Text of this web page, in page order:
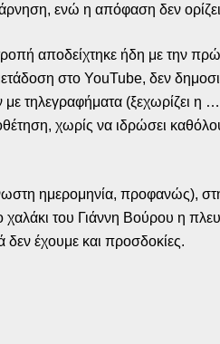
ενώ η απόφαση δεν
αποδείχτηκε ήδη με την
στο YouTube, δεν
τηλεγραφήματα (ξεχωρίζει η
χωρίς να ιδρώσει
ημερομηνία, προφανώς),
χαλάκι του Γιάννη Βούρου η
δεν έχουμε και προσδοκίες.